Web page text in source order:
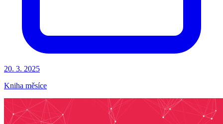
20. 3. 2025
Kniha měsíce